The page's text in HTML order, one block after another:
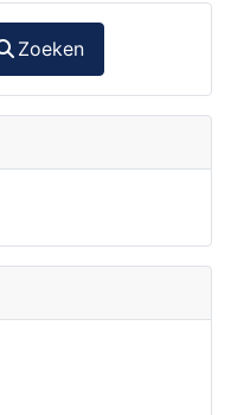
Zoeken